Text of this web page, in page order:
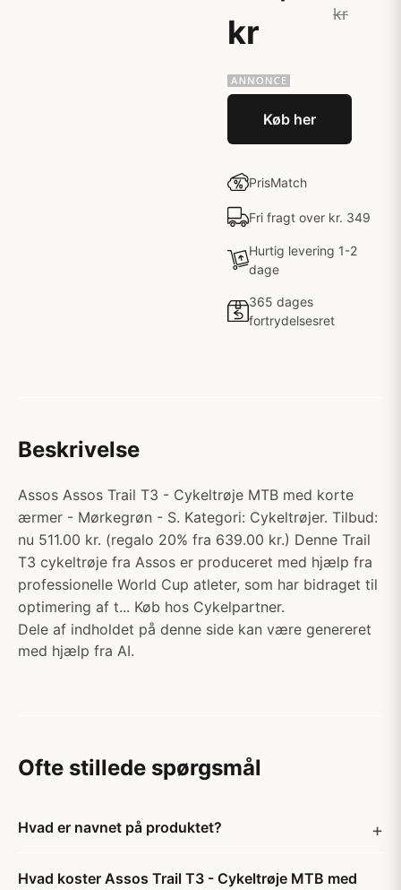
kr
kr
Køb her
PrisMatch
Fri fragt over kr. 349
Hurtig levering 1-2
dage
365 dages
fortrydelsesret
Beskrivelse
Assos Assos Trail T3 - Cykeltrøje MTB med korte
ærmer - Mørkegrøn - S. Kategori: Cykeltrøjer. Tilbud:
nu 511.00 kr. (regalo 20% fra 639.00 kr.) Denne Trail
T3 cykeltrøje fra Assos er produceret med hjælp fra
professionelle World Cup atleter, som har bidraget til
optimering af t... Køb hos Cykelpartner.
Dele af indholdet på denne side kan være genereret
med hjælp fra AI.
Ofte stillede spørgsmål
Hvad er navnet på produktet?
Hvad koster Assos Trail T3 - Cykeltrøje MTB med